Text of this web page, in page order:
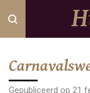
Ga
direct
hoofdinhoud
Gepubliceerd op 21